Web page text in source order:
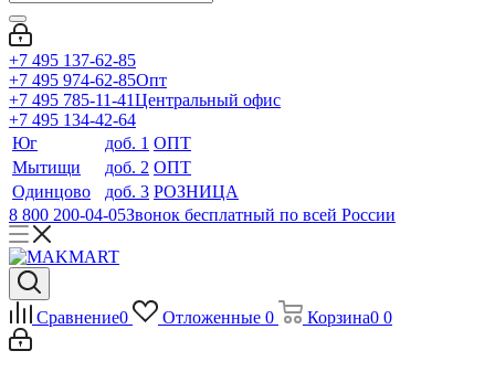
+7 495 137-62-85
+7 495 974-62-85Опт
+7 495 785-11-41Центральный офис
+7 495 134-42-64
Юг
доб. 1 ОПТ
Мытищи
доб. 2 ОПТ
Одинцово
доб. 3 РОЗНИЦА
8 800 200-04-05Звонок бесплатный по всей России
Сравнение0 Отложенные 0 Корзина0 0